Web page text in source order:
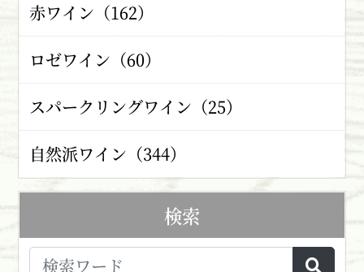
赤ワイン（162）
ロゼワイン（60）
スパークリングワイン（25）
自然派ワイン（344）
検索